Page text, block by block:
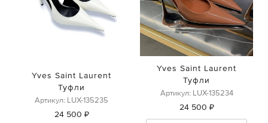
Yves Saint Laurent
Туфли
Артикул: LUX-135235
24 500 ₽
Yves Saint Laurent
Туфли
Артикул: LUX-135234
24 500 ₽